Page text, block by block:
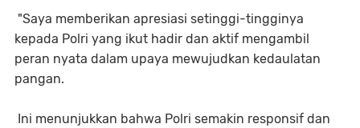
"Saya memberikan apresiasi setinggi-tingginya
kepada Polri yang ikut hadir dan aktif mengambil
peran nyata dalam upaya mewujudkan kedaulatan
pangan.
Ini menunjukkan bahwa Polri semakin responsif dan